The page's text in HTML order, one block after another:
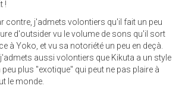
!
contre, j'admets volontiers qu'il fait un peu
d'outsider vu le volume de sons qu'il sort
à Yoko, et vu sa notoriété un peu en deçà.
j'admets aussi volontiers que Kikuta a un style
peu plus "exotique" qui peut ne pas plaire à
le monde.